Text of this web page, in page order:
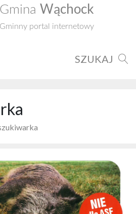
Gmina Wąchock
Gminny portal internetowy
SZUKAJ